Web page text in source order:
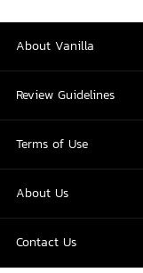
About Vanilla
Review Guidelines
Terms of Use
About Us
Contact Us